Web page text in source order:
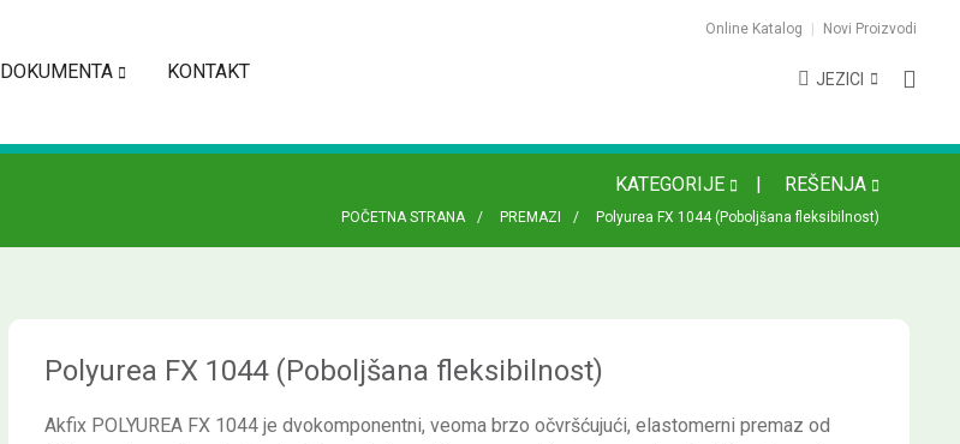
DOKUMENTA KONTAKT
Online Katalog Novi Proizvodi
JEZICI
KATEGORIJE REŠENJA
POČETNA STRANA PREMAZI Polyurea FX 1044 (Poboljšana fleksibilnost)
Polyurea FX 1044 (Poboljšana fleksibilnost)
Akfix POLYUREA FX 1044 je dvokomponentni, veoma brzo očvršćujući, elastomerni premaz od